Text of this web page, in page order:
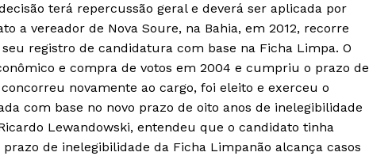
terá repercussão geral e deverá ser aplicada por
a vereador de Nova Soure, na Bahia, em 2012, recorre
registro de candidatura com base na Ficha Limpa. O
e compra de votos em 2004 e cumpriu o prazo de
novamente ao cargo, foi eleito e exerceu o
com base no novo prazo de oito anos de inelegibilidade
Lewandowski, entendeu que o candidato tinha
de inelegibilidade da Ficha Limpanão alcança casos